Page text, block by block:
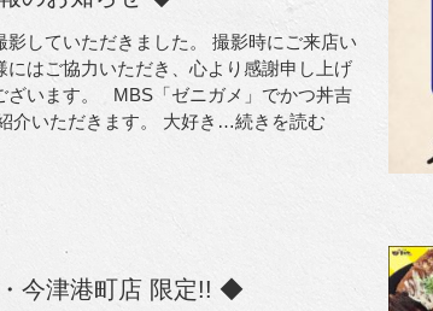
影していただきました。 撮影時にご来店い
にはご協力いただき、心より感謝申し上げ
ざいます。 MBS「ゼニガメ」でかつ丼吉
介いただきます。 大好き …続きを読む
今津港町店 限定!! ◆